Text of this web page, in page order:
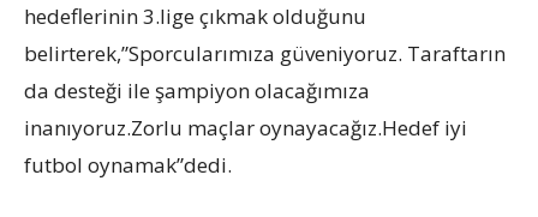
hedeflerinin 3.lige çıkmak olduğunu
belirterek,”Sporcularımıza güveniyoruz. Taraftarın
da desteği ile şampiyon olacağımıza
inanıyoruz.Zorlu maçlar oynayacağız.Hedef iyi
futbol oynamak”dedi.